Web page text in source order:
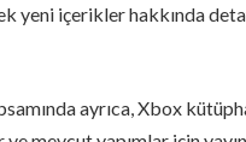
yeni içerikler hakkında
ayrıca, Xbox